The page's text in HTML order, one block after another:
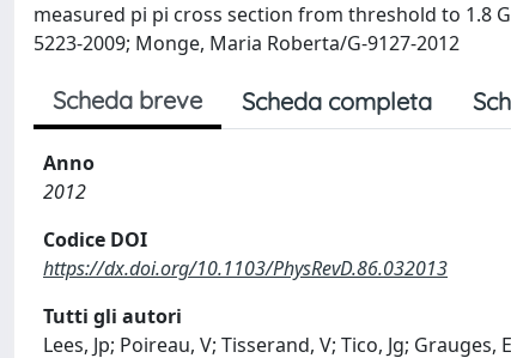
measured pi pi cross section from threshold to 1.8
5223-2009; Monge, Maria Roberta/G-9127-2012
Scheda breve Scheda completa
Anno
2012
Codice DOI
https://dx.doi.org/10.1103/PhysRevD.86.032013
Tutti gli autori
Lees, Jp; Poireau, V; Tisserand, V; Tico, Jg;